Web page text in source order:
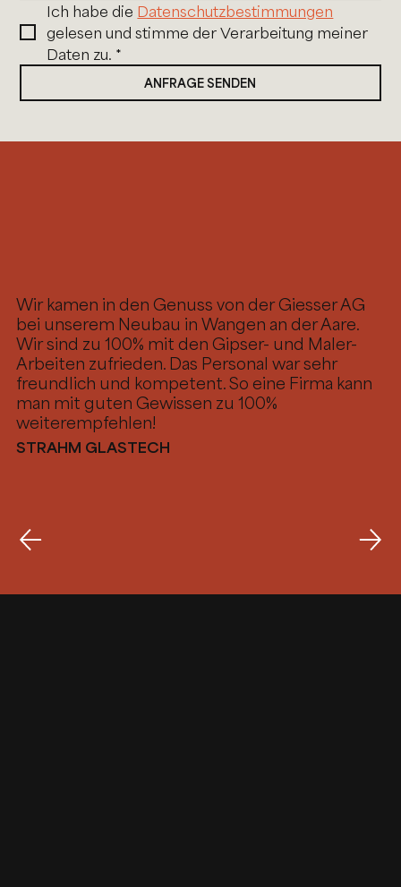
Ich habe die Datenschutzbestimmungen
gelesen und stimme der Verarbeitung meiner
Daten zu. *
ANFRAGE SENDEN
Wir kamen in den Genuss von der Giesser AG
bei unserem Neubau in Wangen an der Aare.
Wir sind zu 100% mit den Gipser- und Maler-
Arbeiten zufrieden. Das Personal war sehr
freundlich und kompetent. So eine Firma kann
man mit guten Gewissen zu 100%
weiterempfehlen!
STRAHM GLASTECH